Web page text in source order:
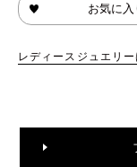
お気に
レディースジュエリー